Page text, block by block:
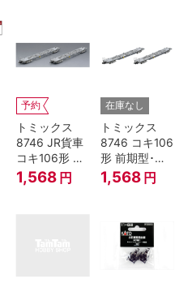
予約
トミックス
8746 JR貨車
コキ106形 前
期型･新塗装･
コンテナな
1,568 円
在庫なし
トミックス
8746 コキ106
形 前期型･新
塗装･コンテ
ナなし･2両セ
1,568 円